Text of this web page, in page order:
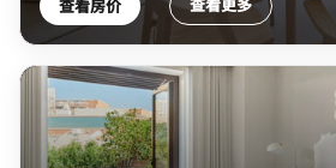
查看房价